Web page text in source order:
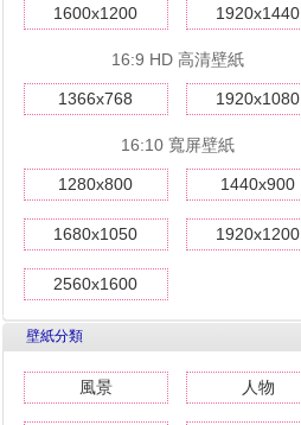
1600x1200 1920x1440
16:9 HD 高清壁紙
1366x768 1920x1080
16:10 寬屏壁紙
1280x800 1440x900
1680x1050 1920x1200
2560x1600
壁紙分類
風景 人物